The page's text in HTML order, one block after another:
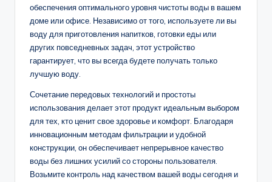
обеспечения оптимального уровня чистоты воды в вашем
доме или офисе. Независимо от того, используете ли вы
воду для приготовления напитков, готовки еды или
других повседневных задач, этот устройство
гарантирует, что вы всегда будете получать только
лучшую воду.
Сочетание передовых технологий и простоты
использования делает этот продукт идеальным выбором
для тех, кто ценит свое здоровье и комфорт. Благодаря
инновационным методам фильтрации и удобной
конструкции, он обеспечивает непрерывное качество
воды без лишних усилий со стороны пользователя.
Возьмите контроль над качеством вашей воды сегодня и